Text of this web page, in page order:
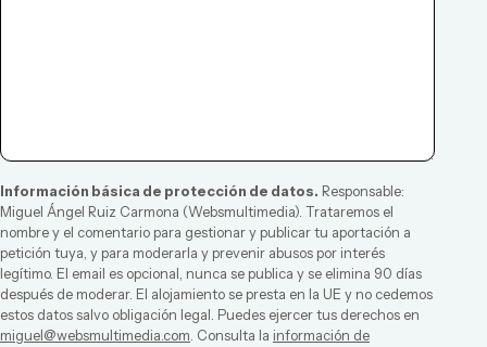
Información básica de protección de datos. Responsable:
Miguel Ángel Ruiz Carmona (Websmultimedia). Trataremos el
nombre y el comentario para gestionar y publicar tu aportación a
petición tuya, y para moderarla y prevenir abusos por interés
legítimo. El email es opcional, nunca se publica y se elimina 90 días
después de moderar. El alojamiento se presta en la UE y no cedemos
estos datos salvo obligación legal. Puedes ejercer tus derechos en
miguel@websmultimedia.com. Consulta la información de